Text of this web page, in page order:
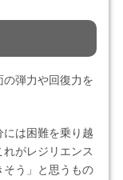
弾力や回復力を
は困難を乗り越
がレジリエンス
う」と思うもの